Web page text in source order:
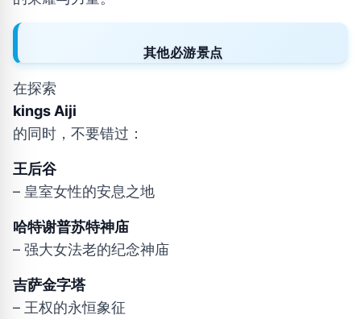
其他必游景点
在探索
kings Aiji
的同时，不要错过：
王后谷
– 皇室女性的安息之地
哈特谢普苏特神庙
– 强大女法老的纪念神庙
吉萨金字塔
– 王权的永恒象征